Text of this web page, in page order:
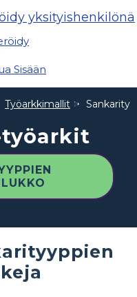
yksityishenkilönä
Sisään
Työarkkimallit